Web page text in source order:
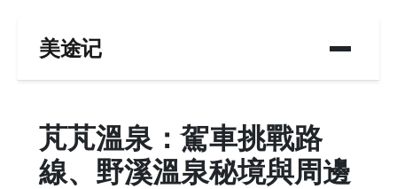
美途记
芃芃溫泉：駕車挑戰路
線、野溪溫泉秘境與周邊